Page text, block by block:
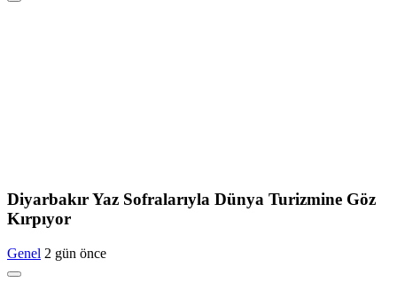
Diyarbakır Yaz Sofralarıyla Dünya Turizmine Göz
Kırpıyor
Genel 2 gün önce